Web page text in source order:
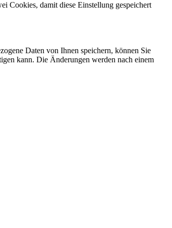
Cookies, damit diese Einstellung gespeichert
Daten von Ihnen speichern, können Sie
kann. Die Änderungen werden nach einem